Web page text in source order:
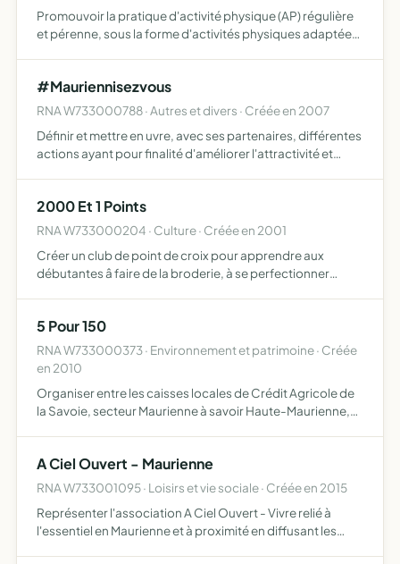
Promouvoir la pratique d'activité physique (AP) régulière
et pérenne, sous la forme d'activités physiques adaptées
#Mauriennisezvous
RNA W733000788 · Autres et divers · Créée en 2007
Définir et mettre en uvre, avec ses partenaires, différentes
actions ayant pour finalité d'améliorer l'attractivité et
2000 Et 1 Points
RNA W733000204 · Culture · Créée en 2001
Créer un club de point de croix pour apprendre aux
débutantes â faire de la broderie, à se perfectionner
5 Pour 150
RNA W733000373 · Environnement et patrimoine · Créée
en 2010
Organiser entre les caisses locales de Crédit Agricole de
la Savoie, secteur Maurienne à savoir Haute-Maurienne,
du…
A Ciel Ouvert - Maurienne
RNA W733001095 · Loisirs et vie sociale · Créée en 2015
Représenter l'association A Ciel Ouvert - Vivre relié à
l'essentiel en Maurienne et à proximité en diffusant les